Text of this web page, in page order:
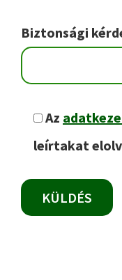
Biztonsági
Az
leírtakat